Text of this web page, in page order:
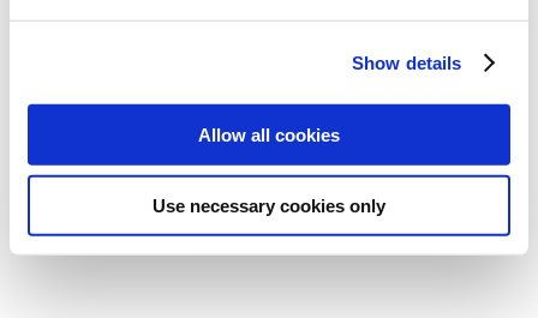
Show details
Allow all cookies
Use necessary cookies only